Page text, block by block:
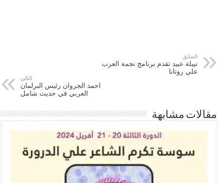
السابق
نبيلة عبيد تقدم برنامج نجمة العرب
علي روتانا
التالي
احمد الجروان رئيس البرلمان
العربي في حديث شامل
مقالات مشابهة